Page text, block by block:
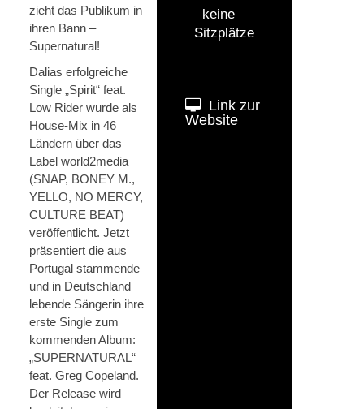
zieht das Publikum in
ihren Bann –
Supernatural!
Dalias erfolgreiche
Single „Spirit“ feat.
Low Rider wurde als
House-Mix in 46
Ländern über das
Label world2media
(SNAP, BONEY M.,
YELLO, NO MERCY,
CULTURE BEAT)
veröffentlicht. Jetzt
präsentiert die aus
Portugal stammende
und in Deutschland
lebende Sängerin ihre
erste Single zum
kommenden Album:
„SUPERNATURAL“
feat. Greg Copeland.
Der Release wird
keine
Sitzplätze
Link zur
Website